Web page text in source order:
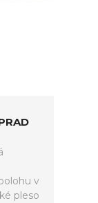
v
pleso